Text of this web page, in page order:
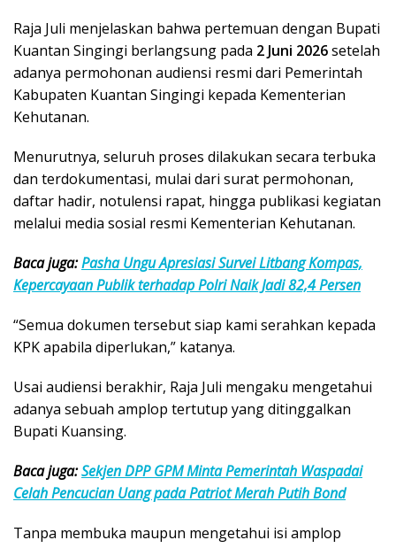
Raja Juli menjelaskan bahwa pertemuan dengan Bupati
Kuantan Singingi berlangsung pada 2 Juni 2026setelah
adanya permohonan audiensi resmi dari Pemerintah
Kabupaten Kuantan Singingi kepada Kementerian
Kehutanan.
Menurutnya, seluruh proses dilakukan secara terbuka
dan terdokumentasi, mulai dari surat permohonan,
daftar hadir, notulensi rapat, hingga publikasi kegiatan
melalui media sosial resmi Kementerian Kehutanan.
Baca juga:Pasha Ungu Apresiasi Survei Litbang Kompas,
Kepercayaan Publik terhadap Polri Naik Jadi 82,4 Persen
“Semua dokumen tersebut siap kami serahkan kepada
KPK apabila diperlukan,” katanya.
Usai audiensi berakhir, Raja Juli mengaku mengetahui
adanya sebuah amplop tertutup yang ditinggalkan
Bupati Kuansing.
Baca juga:Sekjen DPP GPM Minta Pemerintah Waspadai
Celah Pencucian Uang pada Patriot Merah Putih Bond
Tanpa membuka maupun mengetahui isi amplop